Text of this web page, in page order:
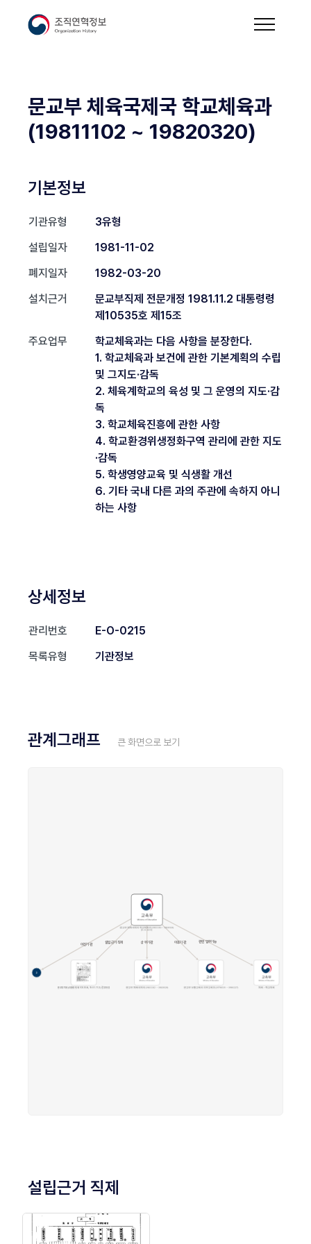
문교부 체육국제국 학교체육과
(19811102 ~ 19820320)
기본정보
기관유형
3유형
설립일자
1981-11-02
폐지일자
1982-03-20
설치근거
문교부직제 전문개정 1981.11.2 대통령령
제10535호 제15조
주요업무
학교체육과는 다음 사항을 분장한다.
1. 학교체육과 보건에 관한 기본계획의 수립
및 그지도·감독
2. 체육계학교의 육성 및 그 운영의 지도·감
독
3. 학교체육진흥에 관한 사항
4. 학교환경위생정화구역 관리에 관한 지도
·감독
5. 학생영양교육 및 식생활 개선
6. 기타 국내 다른 과의 주관에 속하지 아니
하는 사항
상세정보
관리번호
E-O-0215
목록유형
기관정보
관계그래프 큰 화면으로 보기
설립근거 직제